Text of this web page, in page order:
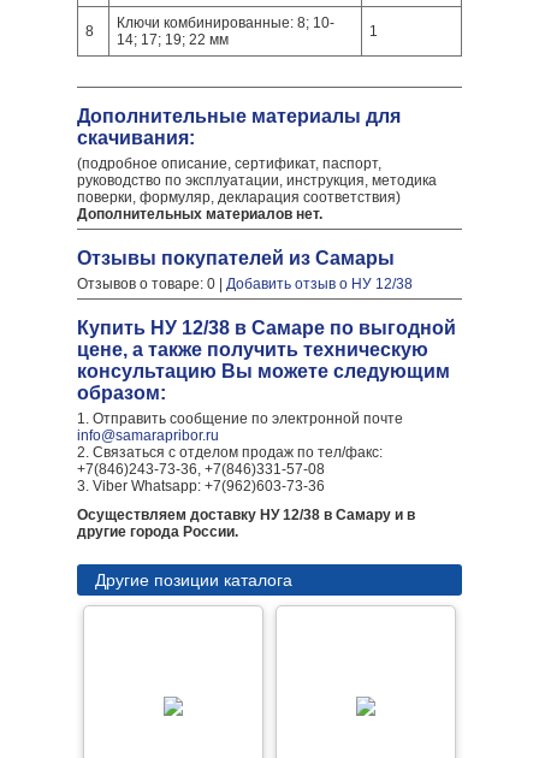
8
Ключи комбинированные: 8; 10-
14; 17; 19; 22 мм
1
Дополнительные материалы для
скачивания:
(подробное описание, сертификат, паспорт,
руководство по эксплуатации, инструкция, методика
поверки, формуляр, декларация соответствия)
Дополнительных материалов нет.
Отзывы покупателей из Самары
Отзывов о товаре: 0 | Добавить отзыв о НУ 12/38
Купить НУ 12/38 в Самаре по выгодной
цене, а также получить техническую
консультацию Вы можете следующим
образом:
1. Отправить сообщение по электронной почте
info@samarapribor.ru
2. Связаться с отделом продаж по тел/факс:
+7(846)243-73-36, +7(846)331-57-08
3. Viber Whatsapp: +7(962)603-73-36
Осуществляем доставку НУ 12/38 в Самару и в
другие города России.
Другие позиции каталога